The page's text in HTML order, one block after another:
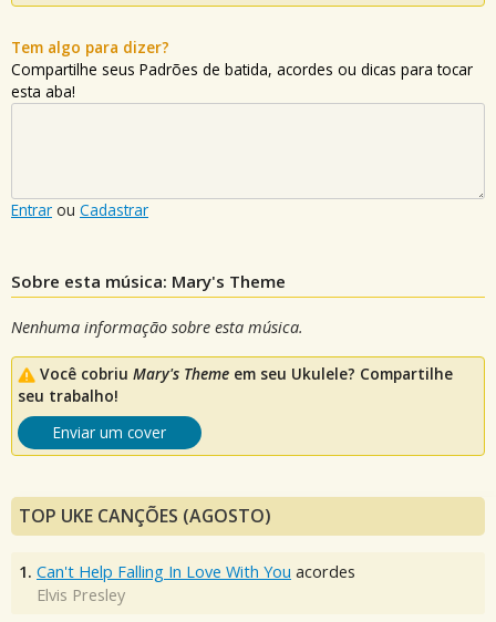
Tem algo para dizer?
Compartilhe seus Padrões de batida, acordes ou dicas para tocar
esta aba!
Entrar ou Cadastrar
Sobre esta música: Mary's Theme
Nenhuma informação sobre esta música.
Você cobriu Mary's Theme em seu Ukulele? Compartilhe
seu trabalho!
Enviar um cover
TOP UKE CANÇÕES (AGOSTO)
1. Can't Help Falling In Love With You acordes
Elvis Presley